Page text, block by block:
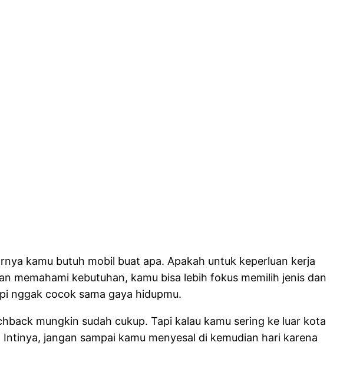
kamu butuh mobil buat apa. Apakah untuk keperluan kerja
memahami kebutuhan, kamu bisa lebih fokus memilih jenis dan
nggak cocok sama gaya hidupmu.
mungkin sudah cukup. Tapi kalau kamu sering ke luar kota
jangan sampai kamu menyesal di kemudian hari karena